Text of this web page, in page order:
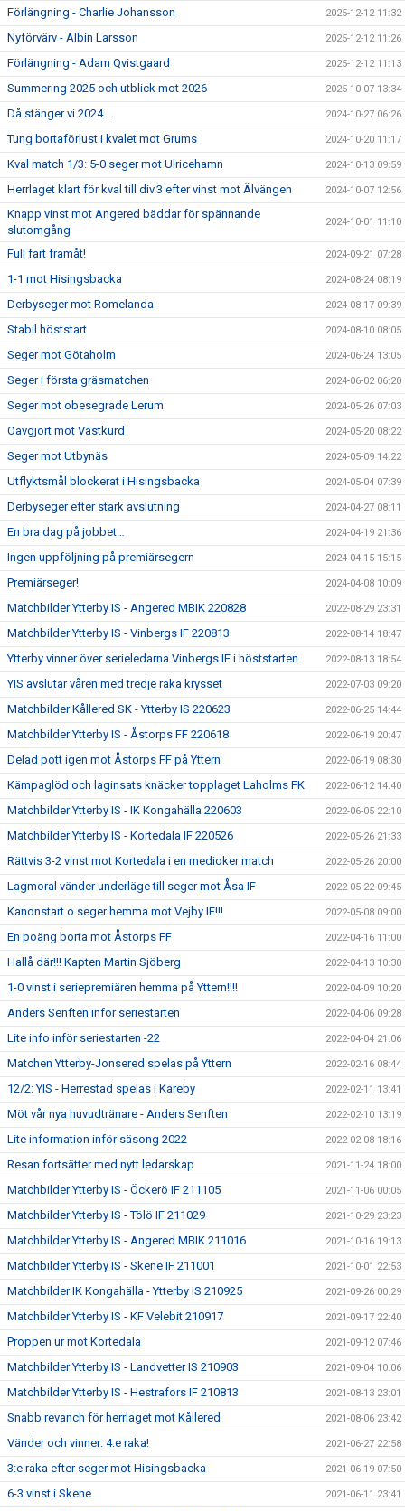
Förlängning - Charlie Johansson 2025-12-12 11:32
Nyförvärv - Albin Larsson 2025-12-12 11:26
Förlängning - Adam Qvistgaard 2025-12-12 11:13
Summering 2025 och utblick mot 2026 2025-10-07 13:34
Då stänger vi 2024…. 2024-10-27 06:26
Tung bortaförlust i kvalet mot Grums 2024-10-20 11:17
Kval match 1/3: 5-0 seger mot Ulricehamn 2024-10-13 09:59
Herrlaget klart för kval till div.3 efter vinst mot Älvängen 2024-10-07 12:56
Knapp vinst mot Angered bäddar för spännande
slutomgång
2024-10-01 11:10
Full fart framåt! 2024-09-21 07:28
1-1 mot Hisingsbacka 2024-08-24 08:19
Derbyseger mot Romelanda 2024-08-17 09:39
Stabil höststart 2024-08-10 08:05
Seger mot Götaholm 2024-06-24 13:05
Seger i första gräsmatchen 2024-06-02 06:20
Seger mot obesegrade Lerum 2024-05-26 07:03
Oavgjort mot Västkurd 2024-05-20 08:22
Seger mot Utbynäs 2024-05-09 14:22
Utflyktsmål blockerat i Hisingsbacka 2024-05-04 07:39
Derbyseger efter stark avslutning 2024-04-27 08:11
En bra dag på jobbet… 2024-04-19 21:36
Ingen uppföljning på premiärsegern 2024-04-15 15:15
Premiärseger! 2024-04-08 10:09
Matchbilder Ytterby IS - Angered MBIK 220828 2022-08-29 23:31
Matchbilder Ytterby IS - Vinbergs IF 220813 2022-08-14 18:47
Ytterby vinner över serieledarna Vinbergs IF i höststarten 2022-08-13 18:54
YIS avslutar våren med tredje raka krysset 2022-07-03 09:20
Matchbilder Kållered SK - Ytterby IS 220623 2022-06-25 14:44
Matchbilder Ytterby IS - Åstorps FF 220618 2022-06-19 20:47
Delad pott igen mot Åstorps FF på Yttern 2022-06-19 08:30
Kämpaglöd och laginsats knäcker topplaget Laholms FK 2022-06-12 14:40
Matchbilder Ytterby IS - IK Kongahälla 220603 2022-06-05 22:10
Matchbilder Ytterby IS - Kortedala IF 220526 2022-05-26 21:33
Rättvis 3-2 vinst mot Kortedala i en medioker match 2022-05-26 20:00
Lagmoral vänder underläge till seger mot Åsa IF 2022-05-22 09:45
Kanonstart o seger hemma mot Vejby IF!!! 2022-05-08 09:00
En poäng borta mot Åstorps FF 2022-04-16 11:00
Hallå där!!! Kapten Martin Sjöberg 2022-04-13 10:30
1-0 vinst i seriepremiären hemma på Yttern!!!! 2022-04-09 10:20
Anders Senften inför seriestarten 2022-04-06 09:28
Lite info inför seriestarten -22 2022-04-04 21:06
Matchen Ytterby-Jonsered spelas på Yttern 2022-02-16 08:44
12/2: YIS - Herrestad spelas i Kareby 2022-02-11 13:41
Möt vår nya huvudtränare - Anders Senften 2022-02-10 13:19
Lite information inför säsong 2022 2022-02-08 18:16
Resan fortsätter med nytt ledarskap 2021-11-24 18:00
Matchbilder Ytterby IS - Öckerö IF 211105 2021-11-06 00:05
Matchbilder Ytterby IS - Tölö IF 211029 2021-10-29 23:23
Matchbilder Ytterby IS - Angered MBIK 211016 2021-10-16 19:13
Matchbilder Ytterby IS - Skene IF 211001 2021-10-01 22:53
Matchbilder IK Kongahälla - Ytterby IS 210925 2021-09-26 00:29
Matchbilder Ytterby IS - KF Velebit 210917 2021-09-17 22:40
Proppen ur mot Kortedala 2021-09-12 07:46
Matchbilder Ytterby IS - Landvetter IS 210903 2021-09-04 10:06
Matchbilder Ytterby IS - Hestrafors IF 210813 2021-08-13 23:01
Snabb revanch för herrlaget mot Kållered 2021-08-06 23:42
Vänder och vinner: 4:e raka! 2021-06-27 22:58
3:e raka efter seger mot Hisingsbacka 2021-06-19 07:50
6-3 vinst i Skene 2021-06-11 23:41